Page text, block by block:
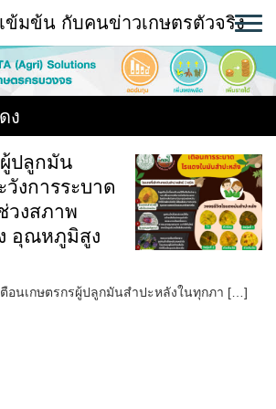
น
เข้มข้น กับคนข่าวเกษตรตัวจริง
ง
ปลูกมัน
วังการระบาด
วงสภาพ
อุณหภูมิสูง
ตือนเกษตรกรผู้ปลูกมันสำปะหลังในทุกภา […]